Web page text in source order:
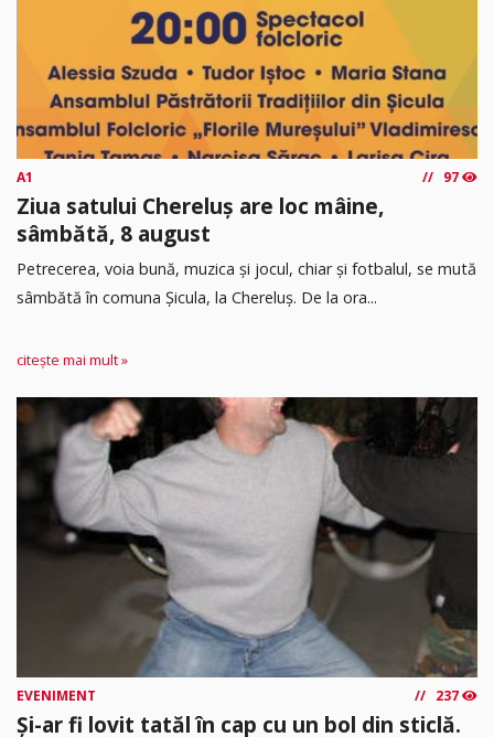
A1 97
Ziua satului Chereluș are loc mâine,
sâmbătă, 8 august
Petrecerea, voia bună, muzica și jocul, chiar și fotbalul, se mută
sâmbătă în comuna Șicula, la Chereluș. De la ora...
citește mai mult »
EVENIMENT 237
Și-ar fi lovit tatăl în cap cu un bol din sticlă.